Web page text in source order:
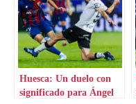
Huesca: Un duelo con
significado para Ángel